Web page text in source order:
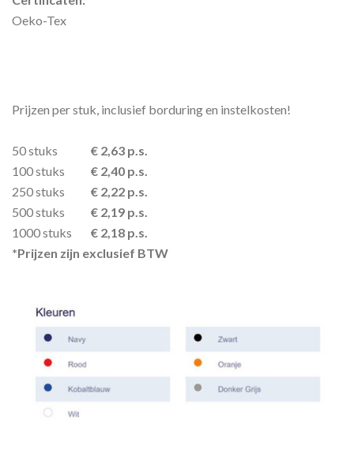
Oeko-Tex
Prijzen per stuk, inclusief borduring en instelkosten!
50 stuks
€ 2,63 p.s.
100 stuks
€ 2,40 p.s.
250 stuks
€ 2,22 p.s.
500 stuks
€ 2,19 p.s.
1000 stuks
€ 2,18 p.s.
*Prijzen zijn exclusief BTW